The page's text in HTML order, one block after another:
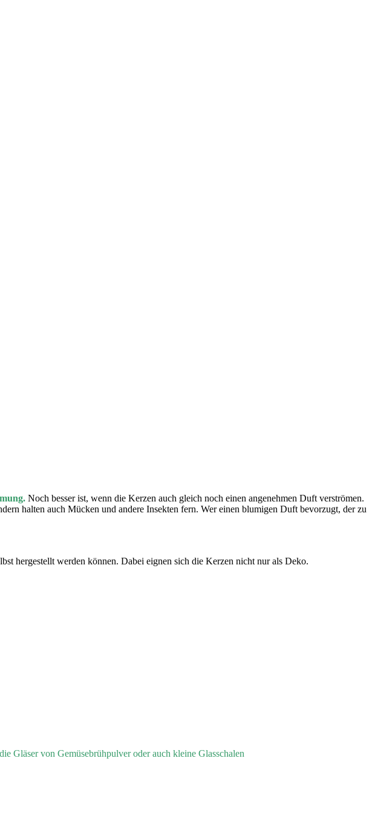
Noch besser ist, wenn die Kerzen auch gleich noch einen angenehmen Duft verströmen.
halten auch Mücken und andere Insekten fern. Wer einen blumigen Duft bevorzugt, der zu
hergestellt werden können. Dabei eignen sich die Kerzen nicht nur als Deko.
Gläser von Gemüsebrühpulver oder auch kleine Glasschalen